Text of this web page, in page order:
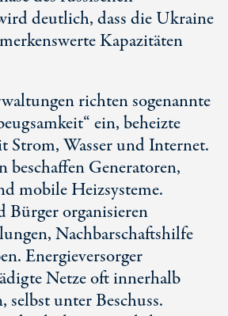
deutlich, dass die Ukraine
Kapazitäten
richten sogenannte
ein, beheizte
Strom, Wasser und Internet.
Generatoren,
mobile Heizsysteme.
Bürger organisieren
Nachbarschaftshilfe
Energieversorger
Netze oft innerhalb
selbst unter Beschuss.